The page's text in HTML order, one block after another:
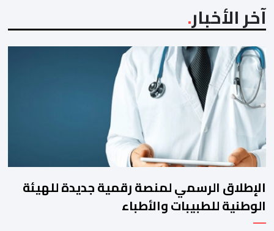
آخر الأخبار
الإطلاق الرسمي لمنصة رقمية جديدة للهيئة
الوطنية للطبيبات والأطباء